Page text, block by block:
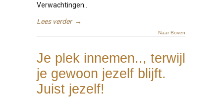
Verwachtingen..
Lees verder →
Naar Boven
Je plek innemen.., terwijl
je gewoon jezelf blijft.
Juist jezelf!